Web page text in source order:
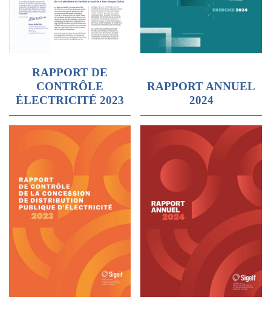
RAPPORT DE
CONTRÔLE
ÉLECTRICITÉ 2023
RAPPORT ANNUEL
2024